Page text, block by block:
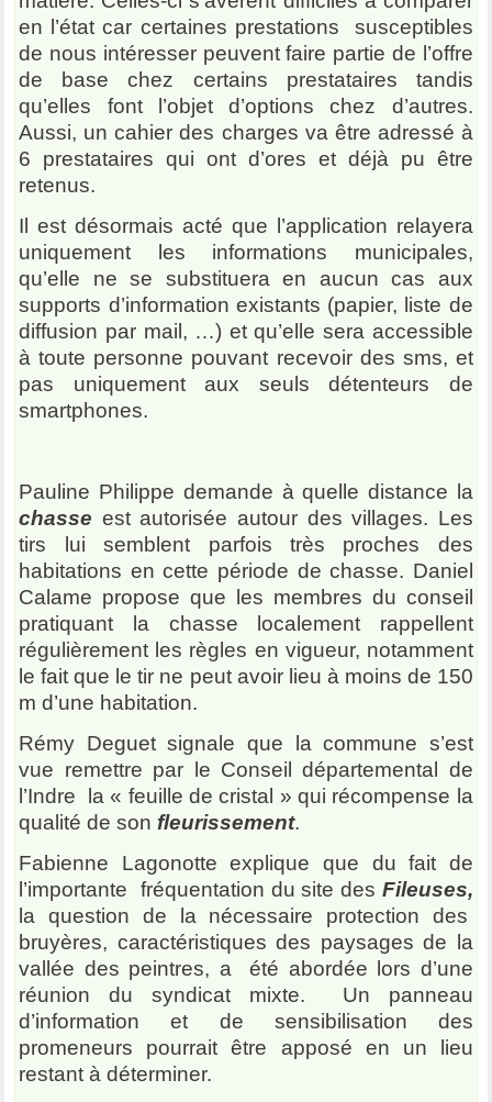
en l’état car certaines prestations susceptibles
de nous intéresser peuvent faire partie de l’offre
de base chez certains prestataires tandis
qu’elles font l’objet d’options chez d’autres.
Aussi, un cahier des charges va être adressé à
6 prestataires qui ont d’ores et déjà pu être
retenus.
Il est désormais acté que l’application relayera
uniquement les informations municipales,
qu’elle ne se substituera en aucun cas aux
supports d’information existants (papier, liste de
diffusion par mail, …) et qu’elle sera accessible
à toute personne pouvant recevoir des sms, et
pas uniquement aux seuls détenteurs de
smartphones.
Pauline Philippe demande à quelle distance la
chasse est autorisée autour des villages. Les
tirs lui semblent parfois très proches des
habitations en cette période de chasse. Daniel
Calame propose que les membres du conseil
pratiquant la chasse localement rappellent
régulièrement les règles en vigueur, notamment
le fait que le tir ne peut avoir lieu à moins de 150
m d’une habitation.
Rémy Deguet signale que la commune s’est
vue remettre par le Conseil départemental de
l’Indre la « feuille de cristal » qui récompense la
qualité de sonfleurissement.
Fabienne Lagonotte explique que du fait de
l’importante fréquentation du site des Fileuses,
la question de la nécessaire protection des
bruyères, caractéristiques des paysages de la
vallée des peintres, a été abordée lors d’une
réunion du syndicat mixte. Un panneau
d’information et de sensibilisation des
promeneurs pourrait être apposé en un lieu
restant à déterminer.